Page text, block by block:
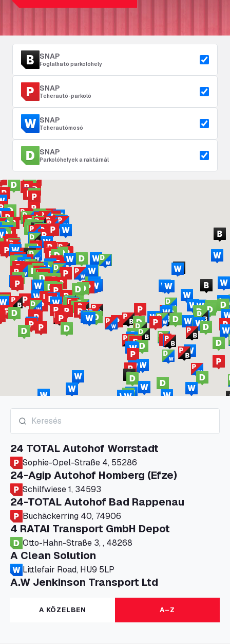
SNAP
Foglalható parkolóhely
SNAP
Teherautó-parkoló
SNAP
Teherautómosó
SNAP
Parkolóhelyek a raktárnál
24 TOTAL Autohof Worrstadt
Sophie-Opel-Straße 4, 55286
24-Agip Autohof Homberg (Efze)
Schilfwiese 1, 34593
24-TOTAL Autohof Bad Rappenau
Buchäckerring 40, 74906
4 RATAI Transport GmbH Depot
Otto-Hahn-Straße 3, , 48268
A Clean Solution
Littlefair Road, HU9 5LP
A.W Jenkinson Transport Ltd
Progress House, ME11 5GA
A+G Nettetal - Depot Parking
Am Panneschopp 7, 41334
A KÖZELBEN A–Z